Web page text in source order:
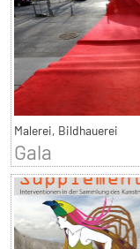
Malerei, Bildhauerei
Gala